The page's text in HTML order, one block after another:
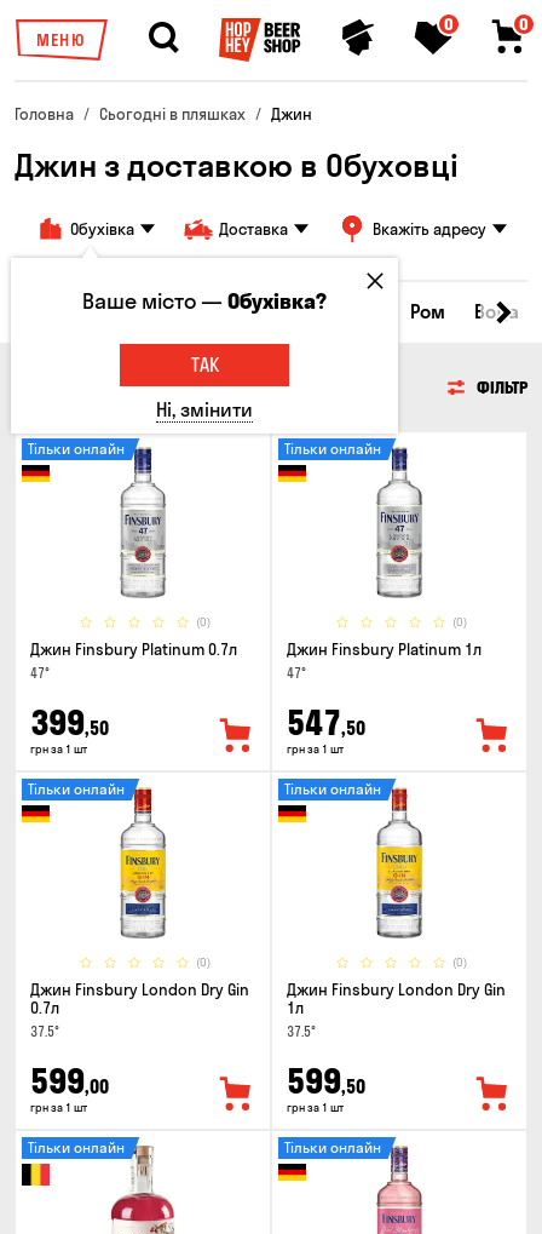
МЕНЮ
0 0
Головна Сьогодні в пляшках Джин
Джин з доставкою в Обуховці
Обухівка Доставка Вкажіть адресу
Коньяки та бренді Джин Ром Вода
ФІЛЬТР
(0)
Тільки онлайн
Джин Finsbury Platinum 0.7л
47°
399,50
грн за 1 шт
(0)
Тільки онлайн
Джин Finsbury Platinum 1л
47°
547,50
грн за 1 шт
(0)
Тільки онлайн
Джин Finsbury London Dry Gin
0.7л
37.5°
599,00
грн за 1 шт
(0)
Тільки онлайн
Джин Finsbury London Dry Gin
1л
37.5°
599,50
грн за 1 шт
Тільки онлайн Тільки онлайн
Ваше місто —Обухівка?
ТАК
Ні, змінити